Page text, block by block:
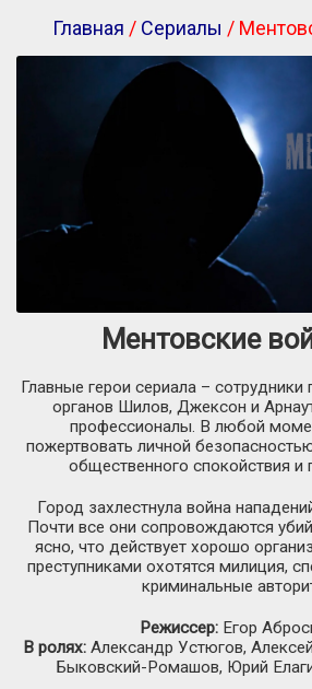
Главная / Сериалы /
Ментовские
Главные герои сериала – сотрудники
органов Шилов, Джексон и
профессионалы. В любой
пожертвовать личной
общественного спокойствия и
Город захлестнула война
Почти все они сопровождаются
ясно, что действует хорошо
преступниками охотятся милиция,
криминальные
Режиссер: Егор
В ролях: Александр Устюгов,
Быковский-Ромашов, Юрий